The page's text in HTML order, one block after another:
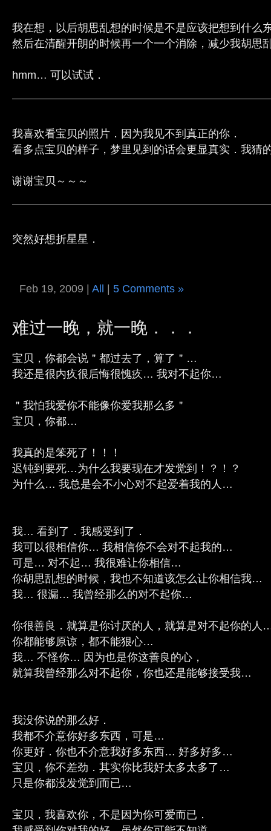
我在想，以后胡思乱想的时候是不是应该把想到什么
然后在清醒开朗的时候再一个一个消除，减少我胡思
hmm… 可以试试．
我喜欢看宝贝的照片．因为我见不到真正的你．
看多点宝贝的样子，梦里见到的话会更显真实．我猜
谢谢宝贝～～～
突然好想折星星．
Feb 19, 2009 | All 5 Comments »
难过一晚，就一晚．．．
宝贝，你都会说＂都过去了，算了＂…
我还是很内疚很后悔很愧疚… 我对不起你…
＂我怕我爱你不能像你爱我那么多＂
宝贝，你都…
我真的是笨死了！！！
迟钝到要死…为什么我要现在才发觉到！？！？
为什么… 我总是会不小心对不起爱着我的人…
我… 看到了．我感受到了．
我可以很相信你… 我相信你不会对不起我的…
可是… 对不起… 我很难让你相信…
你胡思乱想的时候，我也不知道该怎么让你相信我…
我… 很漏… 我曾经那么的对不起你…
你很善良．就算是你讨厌的人，就算是对不起你的人
你都能够原谅，都不能狠心…
我… 不怪你… 因为也是你这善良的心，
就算我曾经那么对不起你，你也还是能够接受我…
我没你说的那么好．
我都不介意你好多东西，可是…
你更好．你也不介意我好多东西… 好多好多…
宝贝，你不差劲．其实你比我好太多太多了…
只是你都没发觉到而已…
宝贝，我喜欢你，不是因为你可爱而已．